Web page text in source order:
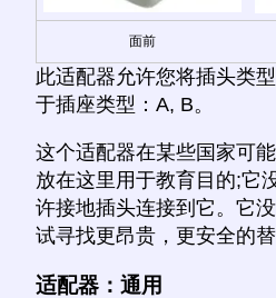
面前
此适配器允许您将插头类
于插座类型：A, B。
这个适配器在某些国家可
放在这里用于教育目的;它
许接地插头连接到它。它
试寻找更昂贵，更安全的替
适配器：通用